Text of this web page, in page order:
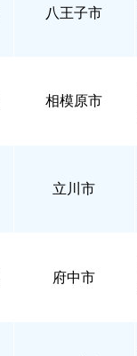
八王子市
相模原市
立川市
府中市